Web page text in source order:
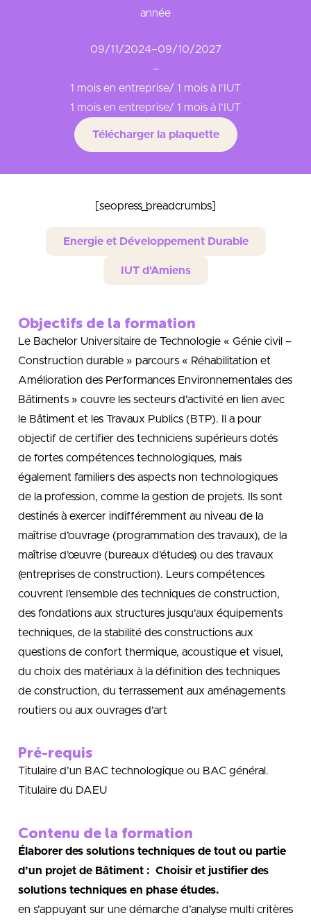
année
09/11/2024–09/10/2027
–
1 mois en entreprise/ 1 mois à l’IUT
1 mois en entreprise/ 1 mois à l’IUT
Télécharger la plaquette
[seopress_breadcrumbs]
Energie et Développement Durable
IUT d'Amiens
Objectifs de la formation
Le Bachelor Universitaire de Technologie « Génie civil –
Construction durable » parcours « Réhabilitation et
Amélioration des Performances Environnementales des
Bâtiments » couvre les secteurs d’activité en lien avec
le Bâtiment et les Travaux Publics (BTP). Il a pour
objectif de certifier des techniciens supérieurs dotés
de fortes compétences technologiques, mais
également familiers des aspects non technologiques
de la profession, comme la gestion de projets. Ils sont
destinés à exercer indifféremment au niveau de la
maîtrise d’ouvrage (programmation des travaux), de la
maîtrise d’œuvre (bureaux d’études) ou des travaux
(entreprises de construction). Leurs compétences
couvrent l’ensemble des techniques de construction,
des fondations aux structures jusqu’aux équipements
techniques, de la stabilité des constructions aux
questions de confort thermique, acoustique et visuel,
du choix des matériaux à la définition des techniques
de construction, du terrassement aux aménagements
routiers ou aux ouvrages d’art
Pré-requis
Titulaire d’un BAC technologique ou BAC général.
Titulaire du DAEU
Contenu de la formation
Élaborer des solutions techniques de tout ou partie
d’un projet de Bâtiment : Choisir et justifier des
solutions techniques en phase études.
en s’appuyant sur une démarche d’analyse multi critères